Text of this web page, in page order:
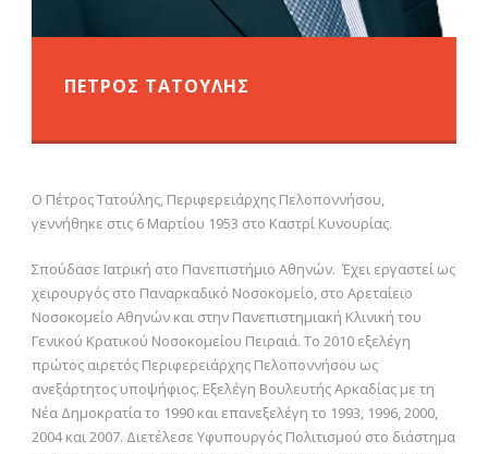
ΠΕΤΡΟΣ ΤΑΤΟΥΛΗΣ
O Πέτρος Τατούλης, Περιφερειάρχης Πελοποννήσου,
γεννήθηκε στις 6 Μαρτίου 1953 στο Καστρί Κυνουρίας.
Σπούδασε Ιατρική στο Πανεπιστήμιο Αθηνών. Έχει εργαστεί ως
χειρουργός στο Παναρκαδικό Νοσοκομείο, στο Αρεταίειο
Νοσοκομείο Αθηνών και στην Πανεπιστημιακή Κλινική του
Γενικού Κρατικού Νοσοκομείου Πειραιά. To 2010 εξελέγη
πρώτος αιρετός Περιφερειάρχης Πελοποννήσου ως
ανεξάρτητος υποψήφιος. Εξελέγη Βουλευτής Αρκαδίας με τη
Νέα Δημοκρατία το 1990 και επανεξελέγη το 1993, 1996, 2000,
2004 και 2007. Διετέλεσε Υφυπουργός Πολιτισμού στο διάστημα